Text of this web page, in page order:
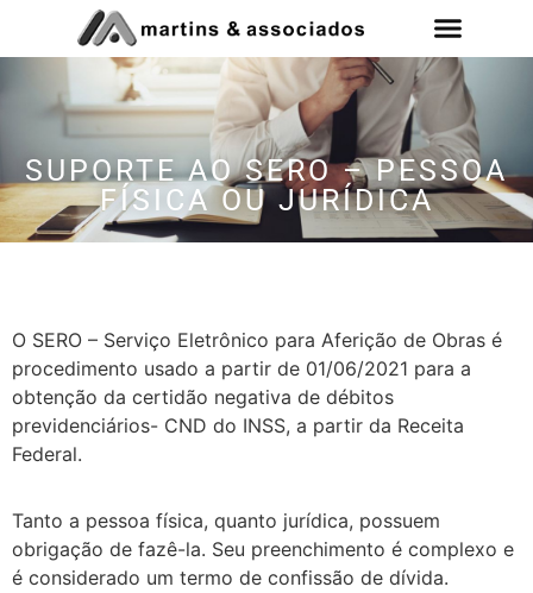
SUPORTE AO SERO – PESSOA
FÍSICA OU JURÍDICA
O SERO – Serviço Eletrônico para Aferição de Obras é
procedimento usado a partir de 01/06/2021 para a
obtenção da certidão negativa de débitos
previdenciários- CND do INSS, a partir da Receita
Federal.
Tanto a pessoa física, quanto jurídica, possuem
obrigação de fazê-la. Seu preenchimento é complexo e
é considerado um termo de confissão de dívida.